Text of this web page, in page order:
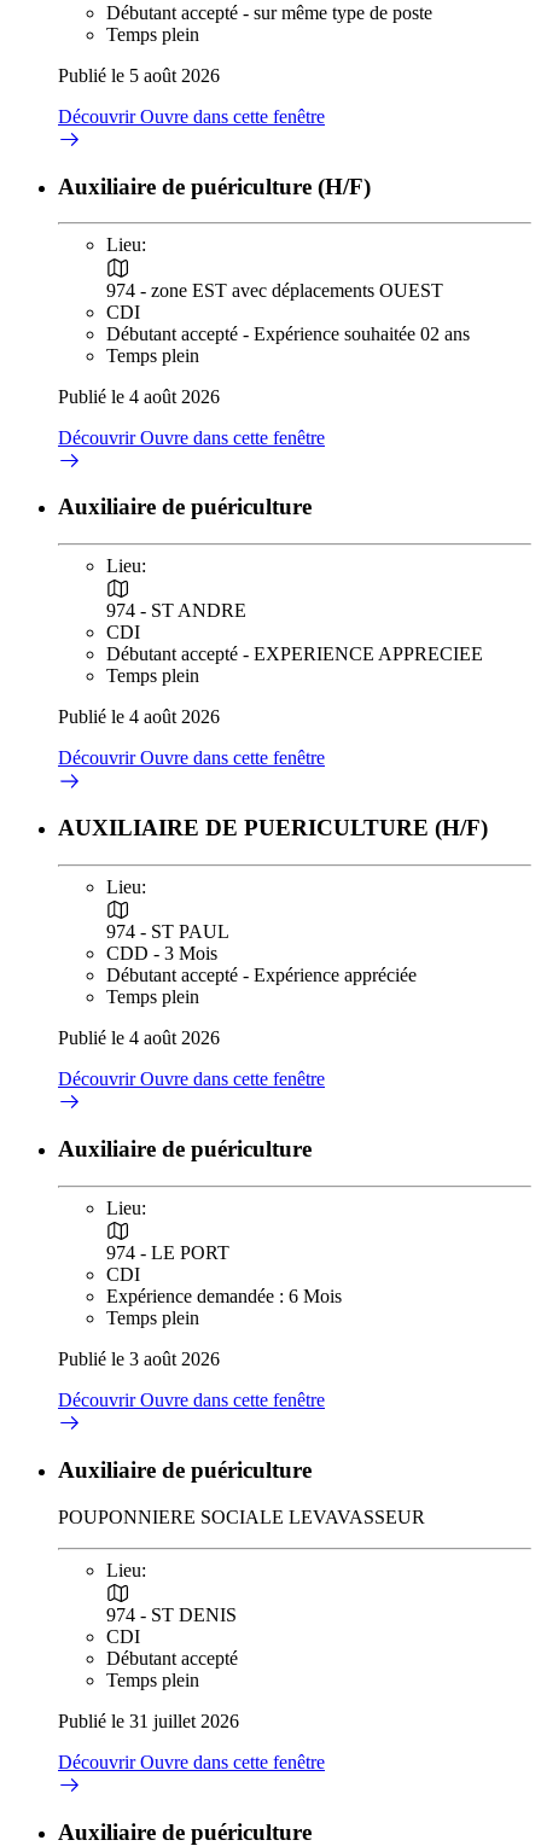
Débutant accepté - sur même type de poste
Temps plein
Publié le 5 août 2026
DécouvrirOuvre dans cette fenêtre
Auxiliaire de puériculture (H/F)
Lieu:
974 - zone EST avec déplacements OUEST
CDI
Débutant accepté - Expérience souhaitée 02 ans
Temps plein
Publié le 4 août 2026
DécouvrirOuvre dans cette fenêtre
Auxiliaire de puériculture
Lieu:
974 - ST ANDRE
CDI
Débutant accepté - EXPERIENCE APPRECIEE
Temps plein
Publié le 4 août 2026
DécouvrirOuvre dans cette fenêtre
AUXILIAIRE DE PUERICULTURE (H/F)
Lieu:
974 - ST PAUL
CDD - 3 Mois
Débutant accepté - Expérience appréciée
Temps plein
Publié le 4 août 2026
DécouvrirOuvre dans cette fenêtre
Auxiliaire de puériculture
Lieu:
974 - LE PORT
CDI
Expérience demandée : 6 Mois
Temps plein
Publié le 3 août 2026
DécouvrirOuvre dans cette fenêtre
Auxiliaire de puériculture
POUPONNIERE SOCIALE LEVAVASSEUR
Lieu:
974 - ST DENIS
CDI
Débutant accepté
Temps plein
Publié le 31 juillet 2026
DécouvrirOuvre dans cette fenêtre
Auxiliaire de puériculture